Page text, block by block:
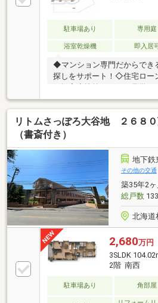
駐車場あり 専用庭
浴室乾燥機
即入居
◆マンション専門だからでき
探しをサポート！◇住宅ロー
ご提案◇比較しながら見学で
◇ご希望に合う物件をまとめ
徴！◎地下鉄「大谷地」駅徒
４ＬＤＫで専用庭付き○令和
成・システムキッチン・食洗
具・床・壁・天井等○対面キ
２．６帖の広々としたLDK○
都市ガスで経済的○ペット飼
内駐車場使用可能
リトムさっぽろ大谷地 ２６８
（書斎付き）
地下鉄
その他の交通
築35年2
総戸数
北海道
2,680万円
3SLDK
2階 南西
駐車場あり 角部屋